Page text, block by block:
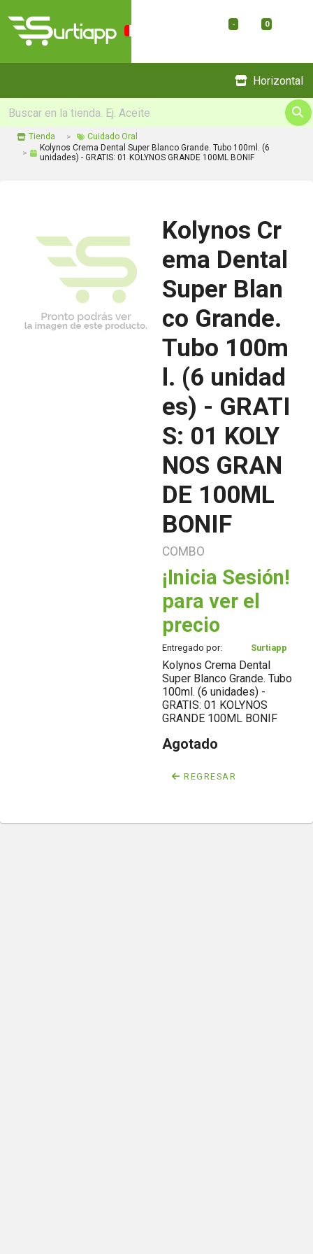
- 0
Horizontal
Tienda
Cuidado Oral
Kolynos Crema Dental Super Blanco Grande. Tubo 100ml. (6
unidades) - GRATIS: 01 KOLYNOS GRANDE 100ML BONIF
Kolynos Cr
ema Dental
Super Blan
co Grande.
Tubo 100m
l. (6 unidad
es) - GRATI
S: 01 KOLY
NOS GRAN
DE 100ML
BONIF
COMBO
¡Inicia Sesión!
para ver el
precio
Entregado por: Surtiapp
Kolynos Crema Dental
Super Blanco Grande. Tubo
100ml. (6 unidades) -
GRATIS: 01 KOLYNOS
GRANDE 100ML BONIF
Agotado
REGRESAR